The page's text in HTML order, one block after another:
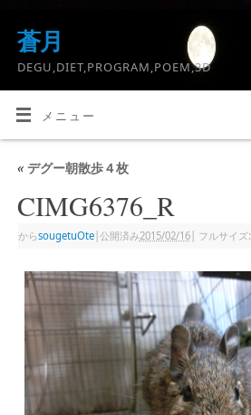
蒼月
DEGU,DIET,PROGRAM,POEM,3D
メニュー
«デグー朝散歩４枚
CIMG6376_R
からsougetuOte| 公開済み2015/02/16| フルサイズ: